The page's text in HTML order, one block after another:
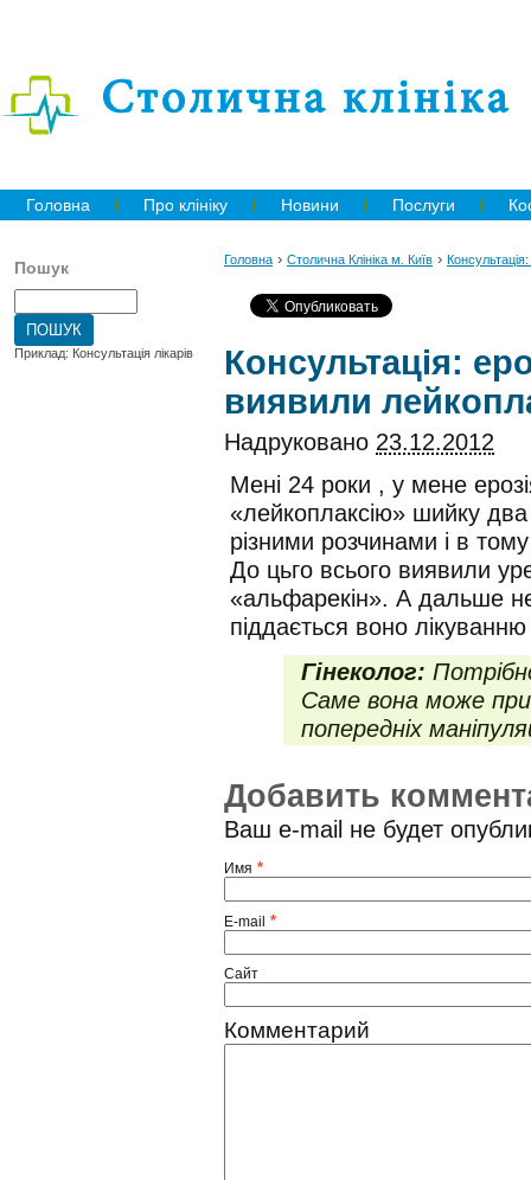
Головна Про клініку Новини Послуги
Пошук
Приклад: Консультація лікарів
Головна › Столична Клініка м. Київ ›
Консультація:
виявили
Надруковано 23.12.2012
Мені 24 роки , у мене
«лейкоплаксію» шийку
різними розчинами і в
До цьго всього виявили
«альфарекін». А дальше
піддається воно
Гінеколог:
Саме вона може
попередніх
Добавить
Ваш e-mail не будет
Имя *
E-mail *
Сайт
Комментарий